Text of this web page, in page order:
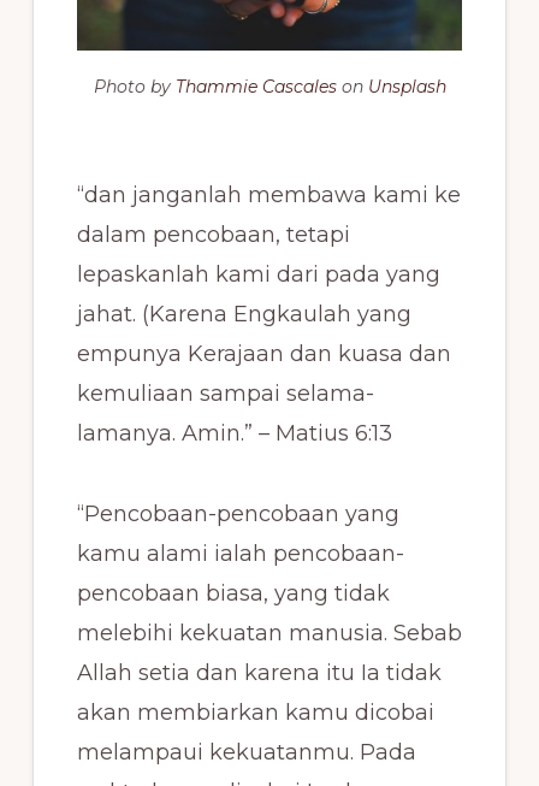
Photo by Thammie Cascaleson Unsplash
“dan janganlah membawa kami ke
dalam pencobaan, tetapi
lepaskanlah kami dari pada yang
jahat. (Karena Engkaulah yang
empunya Kerajaan dan kuasa dan
kemuliaan sampai selama-
lamanya. Amin.” – Matius 6:13
“Pencobaan-pencobaan yang
kamu alami ialah pencobaan-
pencobaan biasa, yang tidak
melebihi kekuatan manusia. Sebab
Allah setia dan karena itu Ia tidak
akan membiarkan kamu dicobai
melampaui kekuatanmu. Pada